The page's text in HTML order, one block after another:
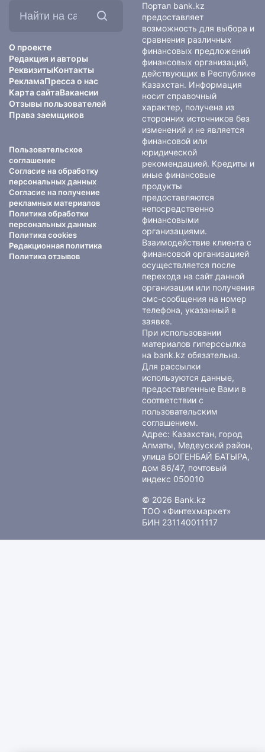
О проекте
Редакция и авторы
РеквизитыКонтакты
РекламаПресса о нас
Карта сайтаВакансии
Отзывы пользователей
Права заемщиков
Пользовательское
соглашение
Согласие на обработку
персональных данных
Согласие на получение
рекламных материалов
Политика обработки
персональных данных
Политика cookies
Редакционная политика
Политика отзывов
Портал bank.kz
предоставляет
возможность для выбора и
сравнения различных
финансовых предложений
финансовых организаций,
действующих в Республике
Казахстан. Информация
носит справочный
характер, получена из
сторонних источников без
изменений и не является
финансовой или
юридической
рекомендацией. Кредиты и
иные финансовые
продукты
предоставляются
непосредственно
финансовыми
организациями.
Взаимодействие клиента с
финансовой организацией
осуществляется после
перехода на сайт данной
организации или получения
смс-сообщения на номер
телефона, указанный в
заявке.
При использовании
материалов гиперссылка
на bank.kz обязательна.
Для рассылки
используются данные,
предоставленные Вами в
соответствии с
пользовательским
соглашением.
Адрес: Казахстан, город
Алматы, Медеуский район,
улица БОГЕНБАЙ БАТЫРА,
дом 86/47, почтовый
индекс 050010
© 2026 Bank.kz
ТОО «Финтехмаркет»
БИН 231140011117